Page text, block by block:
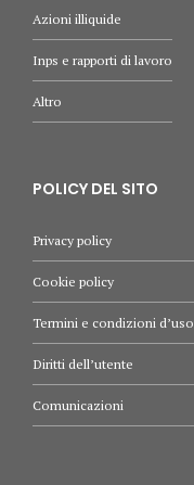
Azioni illiquide
Inps e rapporti di lavoro
Altro
POLICY DEL SITO
Privacy policy
Cookie policy
Termini e condizioni d’uso
Diritti dell’utente
Comunicazioni